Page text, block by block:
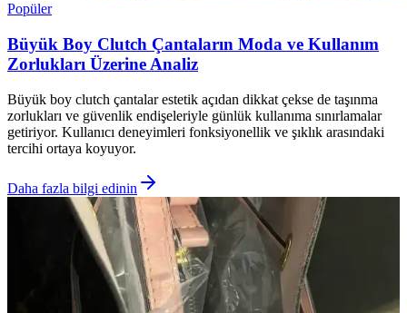
Popüler
Büyük Boy Clutch Çantaların Moda ve Kullanım
Zorlukları Üzerine Analiz
Büyük boy clutch çantalar estetik açıdan dikkat çekse de taşınma
zorlukları ve güvenlik endişeleriyle günlük kullanıma sınırlamalar
getiriyor. Kullanıcı deneyimleri fonksiyonellik ve şıklık arasındaki
tercihi ortaya koyuyor.
Daha fazla bilgi edinin